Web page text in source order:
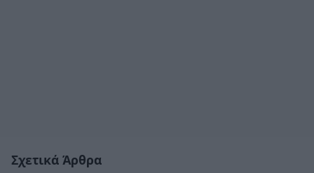
Σχετικά Άρθρα